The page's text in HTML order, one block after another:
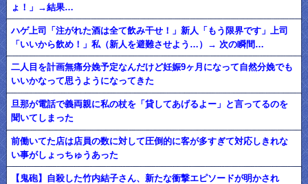
ょ！」→結果…
ハゲ上司「注がれた酒は全て飲み干せ！」新人「もう限界です」上司
「いいから飲め！」私（新人を避難させよう…）→ 次の瞬間…
二人目を計画無痛分娩予定なんだけど妊娠9ヶ月になって自然分娩でも
いいかなって思うようになってきた
旦那が電話で義両親に私の杖を「貸してあげるよー」と言ってるのを
聞いてしまった
前働いてた店は店員の数に対して圧倒的に客が多すぎて対応しきれな
い事がしょっちゅうあった
【鬼砲】自殺した竹内結子さん、新たな衝撃エピソードが明かされ